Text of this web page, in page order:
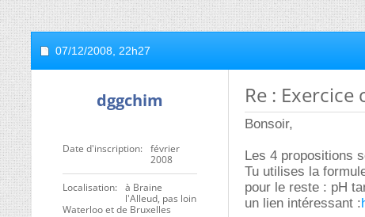
07/12/2008, 22h27
dggchim
Date d'inscription
février
2008
Localisation
à Braine
l'Alleud, pas loin
Waterloo et de Bruxelles
Re :
Bonsoir,
Les 4 propositions
Tu utilises la
pour le reste : pH
un lien intéressant :